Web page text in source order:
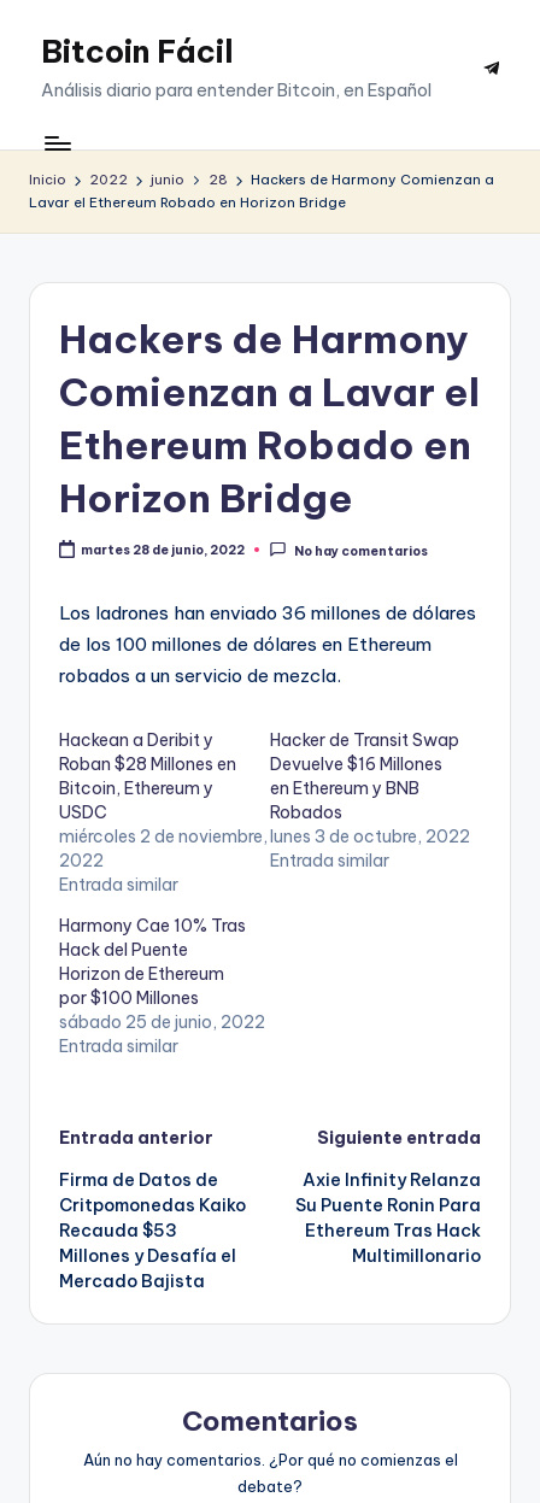
SaltarBitcoin Fácil
Análisis diario para entender Bitcoin, en Español
Inicio 2022 junio 28
Hackers de Harmony Comienzan a
Lavar el Ethereum Robado en Horizon Bridge
Hackers de Harmony
Comienzan a Lavar el
Ethereum Robado en
Horizon Bridge
martes 28 de junio, 2022 No hay comentarios
Los ladrones han enviado 36 millones de dólares
de los 100 millones de dólares en Ethereum
robados a un servicio de mezcla.
Hackean a Deribit y
Roban $28 Millones en
Bitcoin, Ethereum y
USDC
miércoles 2 de noviembre,
2022
Entrada similar
Hacker de Transit Swap
Devuelve $16 Millones
en Ethereum y BNB
Robados
lunes 3 de octubre, 2022
Entrada similar
Harmony Cae 10% Tras
Hack del Puente
Horizon de Ethereum
por $100 Millones
sábado 25 de junio, 2022
Entrada similar
Navegación
de
entradas
Entrada anterior
Firma de Datos de
Critpomonedas Kaiko
Recauda $53
Millones y Desafía el
Mercado Bajista
Siguiente entrada
Axie Infinity Relanza
Su Puente Ronin Para
Ethereum Tras Hack
Multimillonario
Comentarios
Aún no hay comentarios. ¿Por qué no comienzas el
debate?